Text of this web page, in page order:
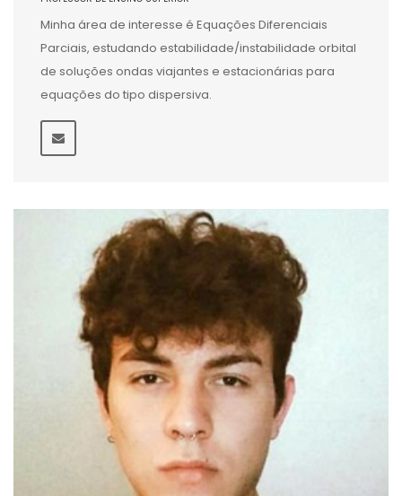
Minha área de interesse é Equações Diferenciais
Parciais, estudando estabilidade/instabilidade orbital
de soluções ondas viajantes e estacionárias para
equações do tipo dispersiva.